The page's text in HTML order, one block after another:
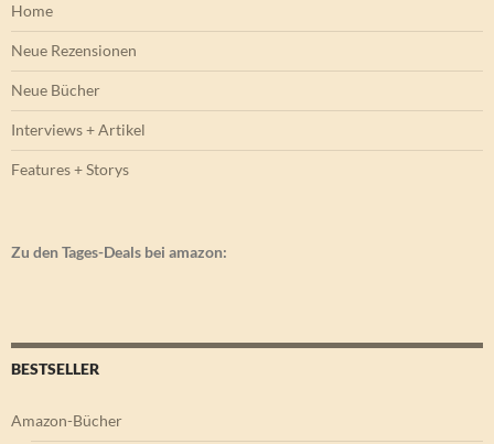
Home
Neue Rezensionen
Neue Bücher
Interviews + Artikel
Features + Storys
Zu den Tages-Deals bei amazon:
BESTSELLER
Amazon-Bücher